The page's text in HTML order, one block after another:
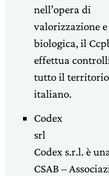
nell’opera di
valorizzazione
biologica, il
effettua
tutto il territorio
italiano.
Codex
srl
Codex s.r.l. è
CSAB –